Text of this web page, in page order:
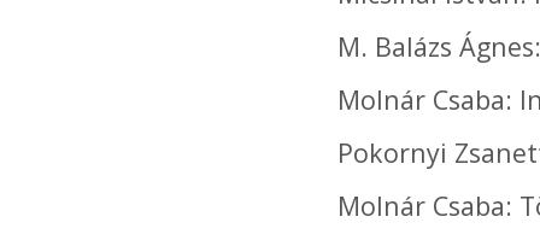
M. Balázs
Molnár Csaba:
Pokornyi
Molnár Csaba: